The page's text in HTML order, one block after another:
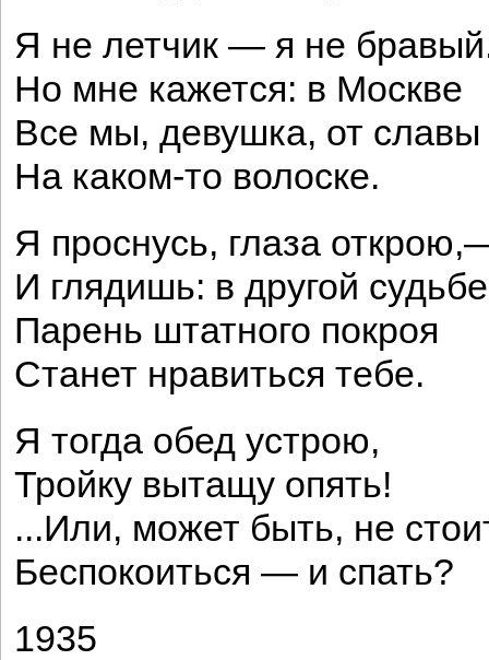
Я не летчик — я не
Но мне кажется: в Москве
Все мы, девушка, от славы
На каком-то волоске.
Я проснусь, глаза
И глядишь: в другой судьбе
Парень штатного покроя
Станет нравиться тебе.
Я тогда обед устрою,
Тройку вытащу опять!
...Или, может быть, не
Беспокоиться — и спать?
1935